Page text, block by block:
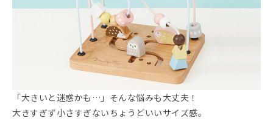
「大きいと迷惑かも…」そんな悩みも大丈夫！
大きすぎず小さすぎないちょうどいいサイズ感。